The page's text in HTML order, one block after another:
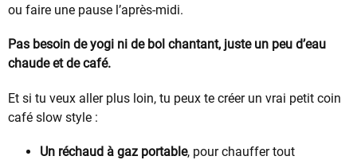
ou faire une pause l’après-midi.
Pas besoin de yogi ni de bol chantant, juste un peu d’eau
chaude et de café.
Et si tu veux aller plus loin, tu peux te créer un vrai petit coin
café slow style :
Un réchaud à gaz portable, pour chauffer tout